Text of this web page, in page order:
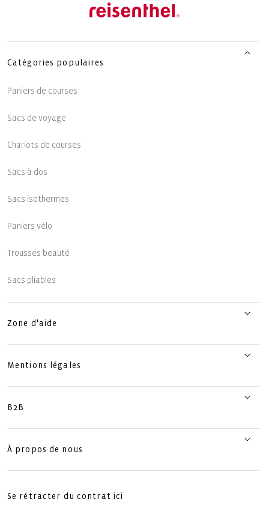
Catégories populaires
Paniers de courses
Sacs de voyage
Chariots de courses
Sacs à dos
Sacs isothermes
Paniers vélo
Trousses beauté
Sacs pliables
Zone d'aide
Mentions légales
B2B
À propos de nous
Se rétracter du contrat ici